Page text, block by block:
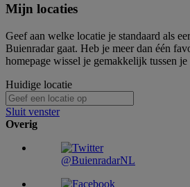
Mijn locaties
Geef aan welke locatie je standaard als
Buienradar gaat. Heb je meer dan één
homepage wissel je gemakkelijk tussen
Huidige locatie
Sluit venster
Overig
@BuienradarNL